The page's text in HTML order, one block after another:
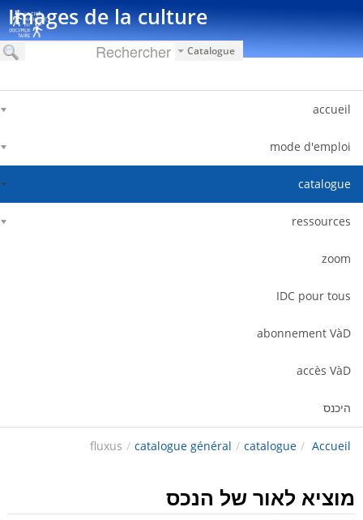
Images de la culture
Catalogue
accueil
mode d'emploi
catalogue
ressources
zoom
IDC pour tous
abonnement VàD
accès VàD
היכנס
Accueil
/
catalogue
/
catalogue général
/
fluxus
מוציא לאור של הנכס